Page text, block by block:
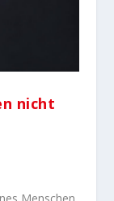
nicht